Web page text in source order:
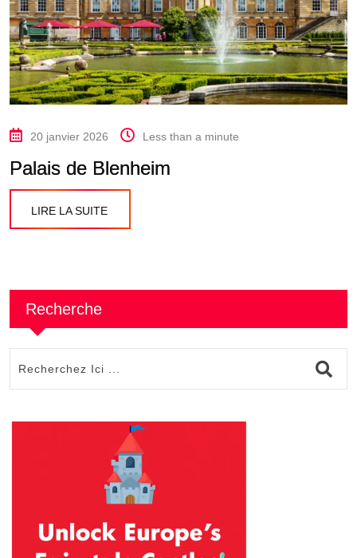
20 janvier 2026 Less than a minute
Palais de Blenheim
LIRE LA SUITE
Recherche